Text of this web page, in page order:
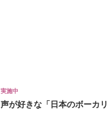
実施中
声が好きな「日本のボーカリ